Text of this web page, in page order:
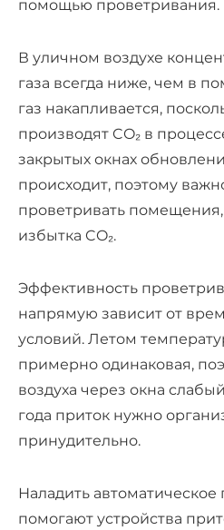
помощью проветривания.
В уличном воздухе
газа всегда ниже, чем в
газ накапливается,
производят CO₂ в
закрытых окнах
происходит, поэтому
проветривать
избытка CO₂.
Эффективность
напрямую зависит от
условий. Летом
примерно одинаковая,
воздуха через окна
года приток нужно
принудительно.
Наладить
помогают устройства